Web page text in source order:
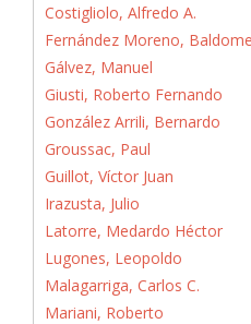
Costigliolo, Alfredo A.
Fernández Moreno,
Gálvez, Manuel
Giusti, Roberto Fernando
González Arrili, Bernardo
Groussac, Paul
Guillot, Víctor Juan
Irazusta, Julio
Latorre, Medardo Héctor
Lugones, Leopoldo
Malagarriga, Carlos C.
Mariani, Roberto